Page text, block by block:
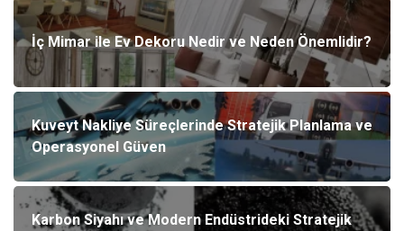
İç Mimar ile Ev Dekoru Nedir ve Neden Önemlidir?
Kuveyt Nakliye Süreçlerinde Stratejik Planlama ve
Operasyonel Güven
Karbon Siyahı ve Modern Endüstrideki Stratejik